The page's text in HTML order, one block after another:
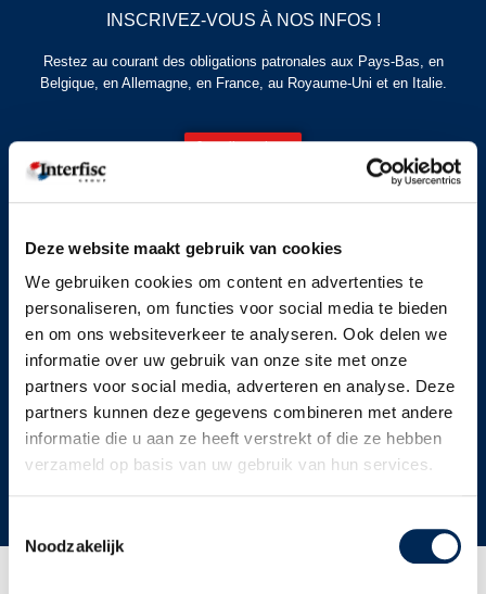
Deze website maakt gebruik van cookies
We gebruiken cookies om content en advertenties te
personaliseren, om functies voor social media te bieden
en om ons websiteverkeer te analyseren. Ook delen we
informatie over uw gebruik van onze site met onze
partners voor social media, adverteren en analyse. Deze
partners kunnen deze gegevens combineren met andere
informatie die u aan ze heeft verstrekt of die ze hebben
verzameld op basis van uw gebruik van hun services.
Noodzakelijk
CONTACT
Nos établissements
Formulaire de contact
+32 (0)3 825 5003
EN SAVOIR PLUS?
Demande de devis
Téléchargements
SUIVEZ-NOUS
INSCRIVEZ-VOUS À NOS INFOS !
Restez au courant des obligations patronales aux Pays-Bas, en
Belgique, en Allemagne, en France, au Royaume-Uni et en Italie.
Je m'inscris >
Conditions générales
Avis de non-responsabilité